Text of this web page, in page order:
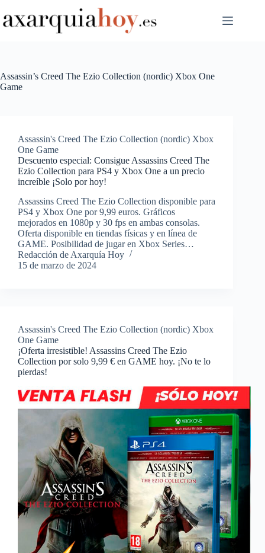
al
contenido
Assassin’s Creed The Ezio Collection (nordic) Xbox One
Game
Assassin's Creed The Ezio Collection (nordic) Xbox
One Game
Descuento especial: Consigue Assassins Creed The
Ezio Collection para PS4 y Xbox One a un precio
increíble ¡Solo por hoy!
Assassins Creed The Ezio Collection disponible para
PS4 y Xbox One por 9,99 euros. Gráficos
mejorados en 1080p y 30 fps en ambas consolas.
Oferta disponible en tiendas físicas y en línea de
GAME. Posibilidad de jugar en Xbox Series…
Redacción de Axarquía Hoy
15 de marzo de 2024
Assassin's Creed The Ezio Collection (nordic) Xbox
One Game
¡Oferta irresistible! Assassins Creed The Ezio
Collection por solo 9,99 € en GAME hoy. ¡No te lo
pierdas!